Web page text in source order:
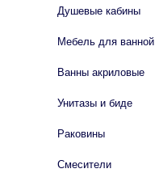
Душевые кабины
Мебель для ванной
Ванны акриловые
Унитазы и биде
Раковины
Смесители